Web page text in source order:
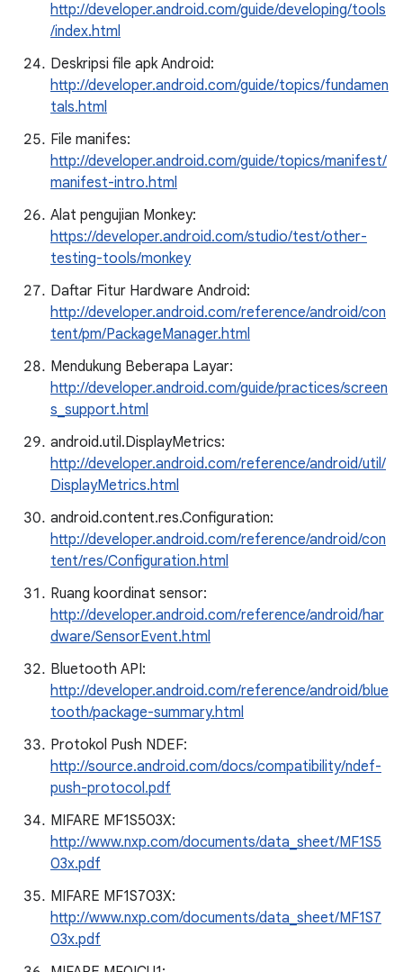
http://developer.android.com/guide/developing/tools
/index.html
Deskripsi file apk Android:
http://developer.android.com/guide/topics/fundamen
tals.html
File manifes:
http://developer.android.com/guide/topics/manifest/
manifest-intro.html
Alat pengujian Monkey:
https://developer.android.com/studio/test/other-
testing-tools/monkey
Daftar Fitur Hardware Android:
http://developer.android.com/reference/android/con
tent/pm/PackageManager.html
Mendukung Beberapa Layar:
http://developer.android.com/guide/practices/screen
s_support.html
android.util.DisplayMetrics:
http://developer.android.com/reference/android/util/
DisplayMetrics.html
android.content.res.Configuration:
http://developer.android.com/reference/android/con
tent/res/Configuration.html
Ruang koordinat sensor:
http://developer.android.com/reference/android/har
dware/SensorEvent.html
Bluetooth API:
http://developer.android.com/reference/android/blue
tooth/package-summary.html
Protokol Push NDEF:
http://source.android.com/docs/compatibility/ndef-
push-protocol.pdf
MIFARE MF1S503X:
http://www.nxp.com/documents/data_sheet/MF1S5
03x.pdf
MIFARE MF1S703X:
http://www.nxp.com/documents/data_sheet/MF1S7
03x.pdf